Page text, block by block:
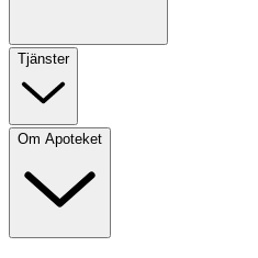
Tjänster
Om Apoteket